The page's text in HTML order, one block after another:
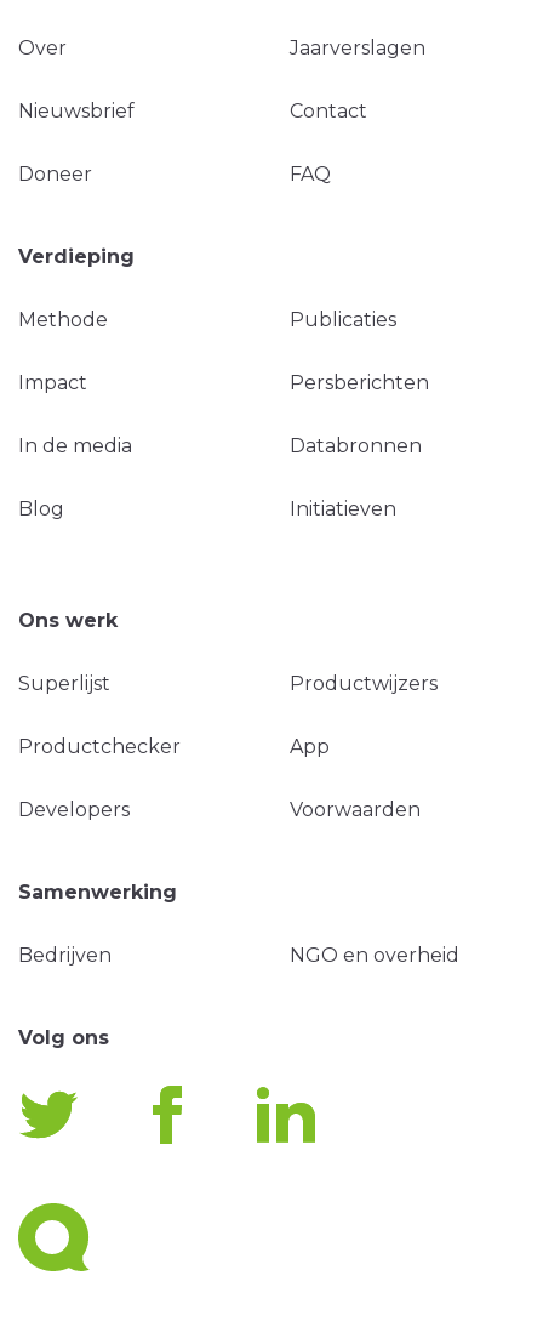
Over Jaarverslagen
Nieuwsbrief Contact
Doneer FAQ
Verdieping
Methode Publicaties
Impact Persberichten
In de media Databronnen
Blog Initiatieven
Ons werk
Superlijst Productwijzers
Productchecker App
Developers Voorwaarden
Samenwerking
Bedrijven NGO en overheid
Volg ons